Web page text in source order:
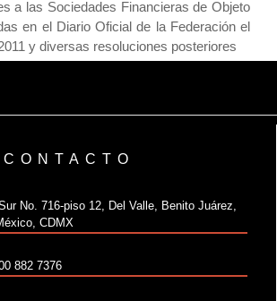
a las Sociedades Financieras de Objeto
en el Diario Oficial de la Federación el
y diversas resoluciones posteriores
CONTACTO
No. 716-piso 12, Del Valle, Benito Juárez,
CDMX
882 7376